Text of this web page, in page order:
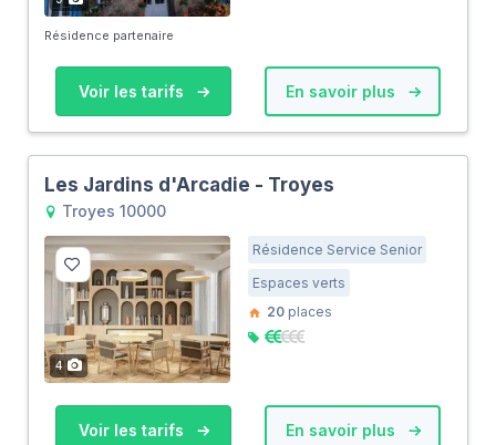
Résidence partenaire
Voir les tarifs En savoir plus
Les Jardins d'Arcadie - Troyes
Troyes 10000
4
Résidence Service Senior
Espaces verts
20 places
Voir les tarifs En savoir plus